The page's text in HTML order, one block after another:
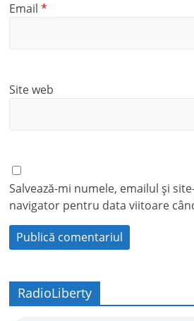
Email*
Site web
Salvează-mi numele, emailul și
navigator pentru data viitoare
RadioLiberty